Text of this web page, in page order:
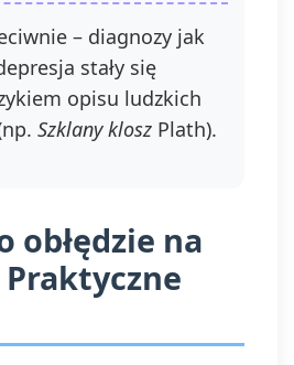
– diagnozy jak
stały się
opisu ludzkich
Szklany klosz Plath).
obłędzie na